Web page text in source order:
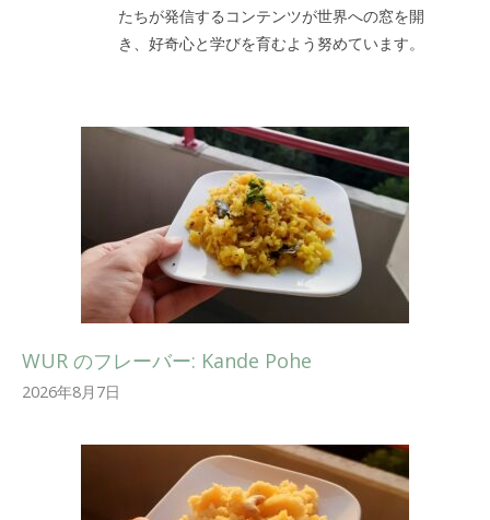
たちが発信するコンテンツが世界への窓を開
き、好奇心と学びを育むよう努めています。
WUR のフレーバー: Kande Pohe
2026年8月7日